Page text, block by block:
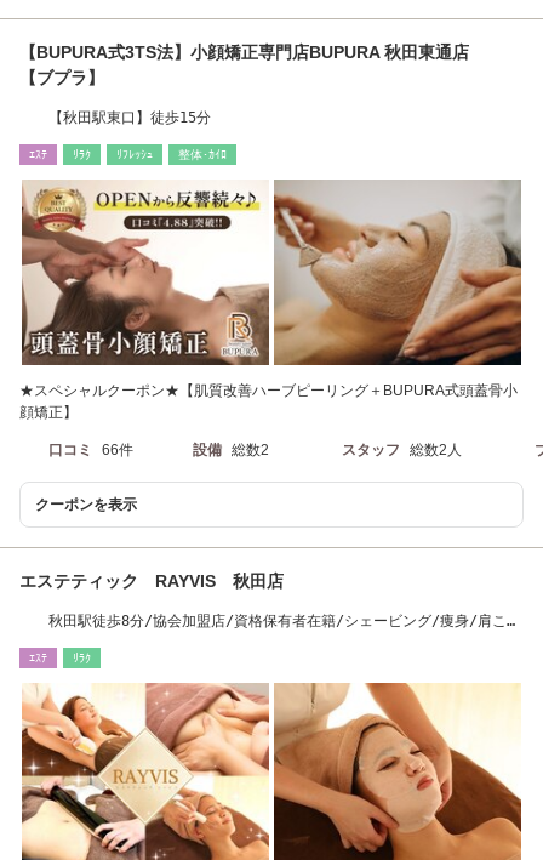
【BUPURA式3TS法】小顔矯正専門店BUPURA 秋田東通店
【ブプラ】
【秋田駅東口】徒歩15分
ｴｽﾃ ﾘﾗｸ ﾘﾌﾚｯｼｭ 整体･ｶｲﾛ
★スペシャルクーポン★【肌質改善ハーブピーリング＋BUPURA式頭蓋骨小
顔矯正】
口コミ 66件 設備 総数2 スタッフ 総数2人
クーポンを表示
エステティック RAYVIS 秋田店
秋田駅徒歩8分/協会加盟店/資格保有者在籍/シェービング/痩身/肩こ
ｴｽﾃ ﾘﾗｸ